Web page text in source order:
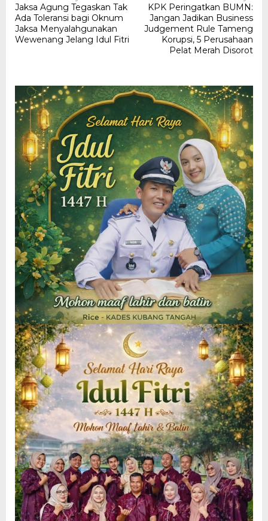
pos
Jaksa Agung Tegaskan Tak
Ada Toleransi bagi Oknum
Jaksa Menyalahgunakan
Wewenang Jelang Idul Fitri
KPK Peringatkan BUMN:
Jangan Jadikan Business
Judgement Rule Tameng
Korupsi, 5 Perusahaan
Pelat Merah Disorot